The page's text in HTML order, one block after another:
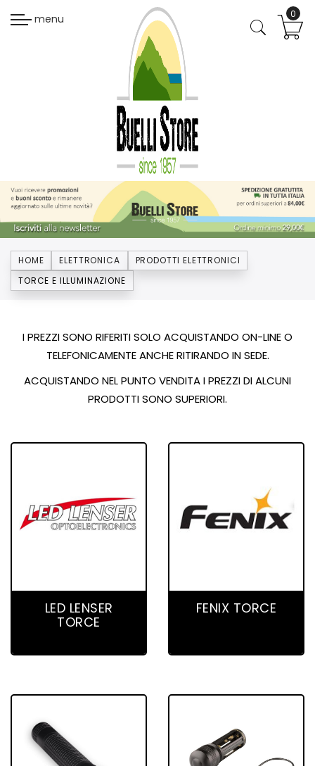
menu
HOME ELETTRONICA
PRODOTTI ELETTRONICI
TORCE E ILLUMINAZIONE
I PREZZI SONO RIFERITI SOLO ACQUISTANDO ON-LINE O
TELEFONICAMENTE ANCHE RITIRANDO IN SEDE.
ACQUISTANDO NEL PUNTO VENDITA I PREZZI DI ALCUNI
PRODOTTI SONO SUPERIORI.
LED LENSER
TORCE
FENIX TORCE